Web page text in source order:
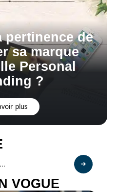
pertinence de
sa marque
Personal
?
plus
VOGUE